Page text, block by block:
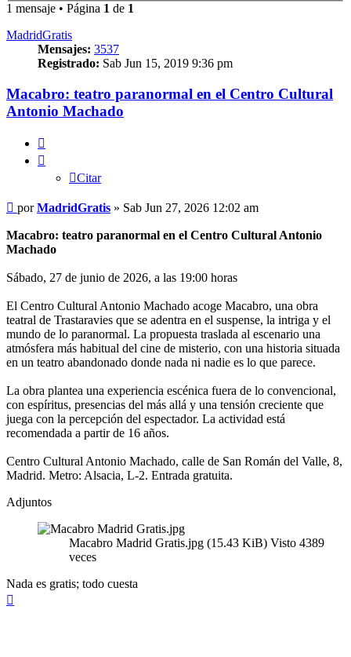
1 mensaje • Página 1 de 1
MadridGratis
Mensajes: 3537
Registrado: Sab Jun 15, 2019 9:36 pm
Macabro: teatro paranormal en el Centro Cultural
Antonio Machado
Citar
Mensaje
porMadridGratis » Sab Jun 27, 2026 12:02 am
Macabro: teatro paranormal en el Centro Cultural Antonio
Machado
Sábado, 27 de junio de 2026, a las 19:00 horas
El Centro Cultural Antonio Machado acoge Macabro, una obra
teatral de Trastaravies que se adentra en el suspense, la intriga y el
mundo de lo paranormal. La propuesta traslada al escenario una
atmósfera más habitual del cine de misterio, con una historia situada
en un teatro abandonado donde nada ni nadie es lo que parece.
La obra plantea una experiencia escénica fuera de lo convencional,
con espíritus, presencias del más allá y una tensión creciente que
juega con la percepción del espectador. La actividad está
recomendada a partir de 16 años.
Centro Cultural Antonio Machado, calle de San Román del Valle, 8,
Madrid. Metro: Alsacia, L-2. Entrada gratuita.
Adjuntos
Macabro Madrid Gratis.jpg (15.43 KiB) Visto 4389
veces
Nada es gratis; todo cuesta